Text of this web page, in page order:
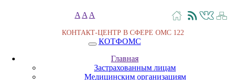
A A A
КОНТАКТ-ЦЕНТР В СФЕРЕ ОМС 122
КОТФОМС
Главная
Застрахованным лицам
Медицинским организациям